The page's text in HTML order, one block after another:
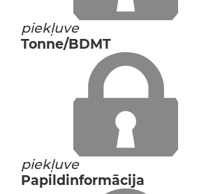
piekļuve
Tonne/BDMT
piekļuve
Papildinformācija